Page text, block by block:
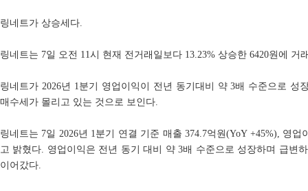
링네트가 상승세다.
링네트는 7일 오전 11시 현재 전거래일보다 13.23% 상승한 6420원에 거
링네트가 2026년 1분기 영업이익이 전년 동기대비 약 3배 수준으로 성
매수세가 몰리고 있는 것으로 보인다.
링네트는 7일 2026년 1분기 연결 기준 매출 374.7억원(YoY +45%), 영업
고 밝혔다. 영업이익은 전년 동기 대비 약 3배 수준으로 성장하며 급변
이어갔다.